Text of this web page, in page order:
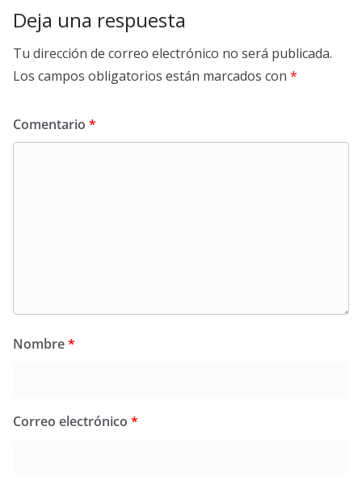
Deja una respuesta
Tu dirección de correo electrónico no será publicada.
Los campos obligatorios están marcados con *
Comentario *
Nombre*
Correo electrónico *